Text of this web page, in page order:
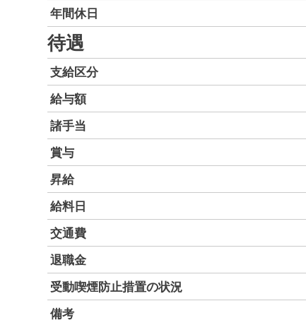
年間休日
待遇
支給区分
給与額
諸手当
賞与
昇給
給料日
交通費
退職金
受動喫煙防止措置の状況
備考